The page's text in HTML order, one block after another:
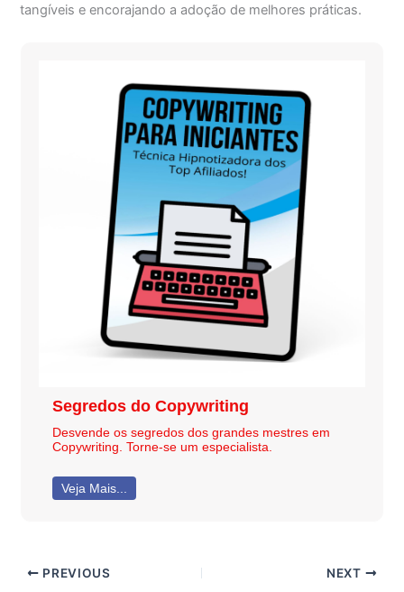
tangíveis e encorajando a adoção de melhores práticas.
Segredos do Copywriting
Desvende os segredos dos grandes mestres em
Copywriting. Torne-se um especialista.
Veja Mais...
PREVIOUS NEXT